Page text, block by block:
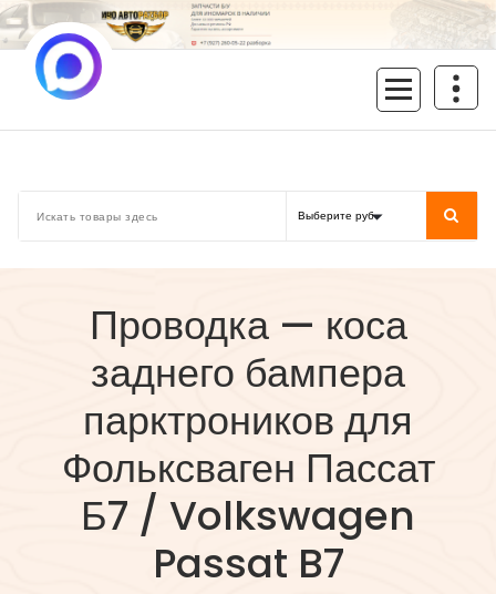
Перейти
к
содержимому
Проводка — коса
заднего бампера
парктроников для
Фольксваген Пассат
Б7 / Volkswagen
Passat B7